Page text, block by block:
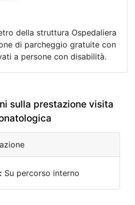
della struttura Ospedaliera
di parcheggio gratuite con
a persone con disabilità.
sulla prestazione visita
Su percorso interno